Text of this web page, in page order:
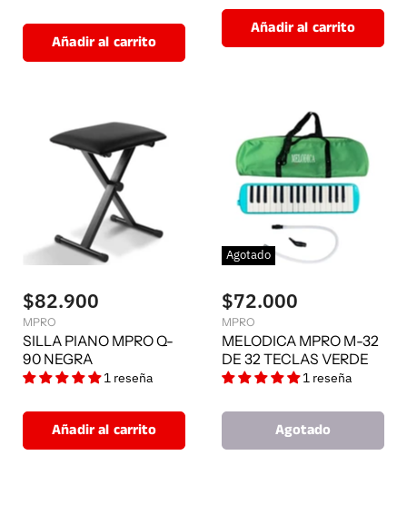
Añadir al carrito
Añadir al carrito
$82.900
MPRO
SILLA PIANO MPRO Q-
90 NEGRA
1 reseña
Añadir al carrito
Agotado
$72.000
MPRO
MELODICA MPRO M-32
DE 32 TECLAS VERDE
1 reseña
Agotado